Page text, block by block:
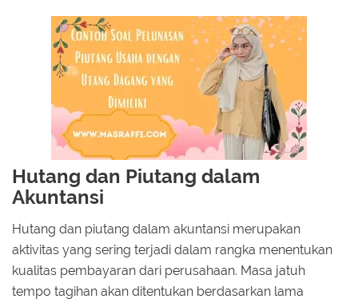
Hutang dan Piutang dalam
Akuntansi
Hutang dan piutang dalam akuntansi merupakan
aktivitas yang sering terjadi dalam rangka menentukan
kualitas pembayaran dari perusahaan. Masa jatuh
tempo tagihan akan ditentukan berdasarkan lama